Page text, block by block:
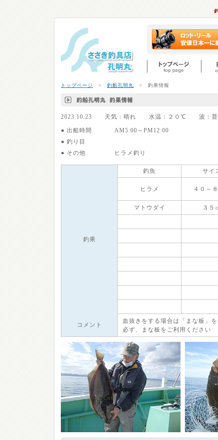
トップページ > 釣船孔明丸 > 釣果情報
2023.10.23 天気：晴れ 水温：２０℃ 波：
● 出船時間
AM5:00～PM12:00
● 釣り目
● その他
ヒラメ釣り
釣果
釣魚 サイ
ヒラメ ４０～
マトウダイ ３５
コメント
血抜きをする場合は「まな板」
必ず、まな板をご利用ください